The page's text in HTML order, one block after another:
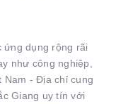
ứng dụng rộng rãi
như công nghiệp,
Nam - Địa chỉ cung
Giang uy tín với